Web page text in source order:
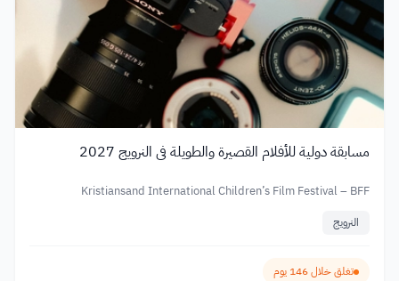
مسابقة دولية للأفلام القصيرة والطويلة في النرويج 2027
Kristiansand International Children’s Film Festival – BFF
النرويج
تغلق خلال 146 يوم